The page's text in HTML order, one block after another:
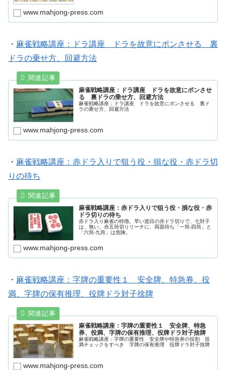
www.mahjong-press.com
・ 麻雀戦略講座：ドラ講座 ドラを故意にポンさせる 裏
ドラの乗せ方、回避方法
麻雀戦略講座：ドラ講座 ドラを故意にポンさせ
る 裏ドラの乗せ方、回避方法
麻雀戦略講座：ドラ講座 ドラを故意にポンさせる 裏ド
ラの乗せ方、回避方法
www.mahjong-press.com
・ 麻雀戦略講座：赤ドラ入りで狙う役・損な役・赤ドラ切
りの待ち
麻雀戦略講座：赤ドラ入りで狙う役・損な役・赤
ドラ切りの待ち
赤ドラ入り麻雀の特徴。早い巡目の赤ドラ切りで、七対子
は、無い。赤五筒切りリーチに、両面待ち「一筒-四筒」と
「六筒-九筒」は危険。
www.mahjong-press.com
・ 麻雀戦略講座：字牌の重要性１ 安全牌、特急券、役
満、字牌の保有推理、役牌ドラ対子捨牌
麻雀戦略講座：字牌の重要性１ 安全牌、特急
券、役満、字牌の保有推理、役牌ドラ対子捨牌
麻雀戦略講座：字牌の重要性 安全牌や特急券の役割 役
満チェックをすべき 字牌の保有推理 役牌ドラ対子捨牌
www.mahjong-press.com